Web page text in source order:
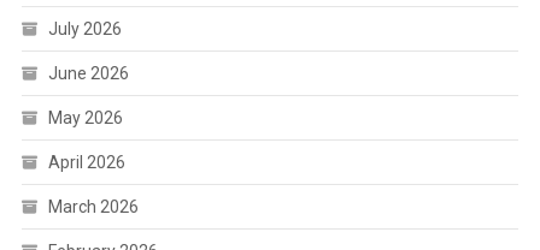
July 2026
June 2026
May 2026
April 2026
March 2026